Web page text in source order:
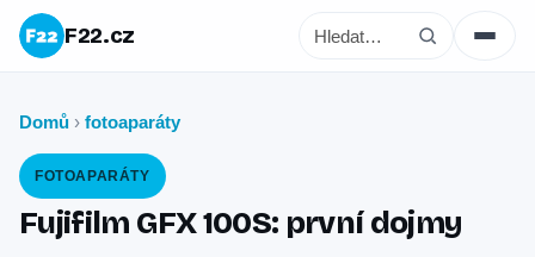
F22.cz
Domů › fotoaparáty
FOTOAPARÁTY
Fujifilm GFX 100S: první dojmy